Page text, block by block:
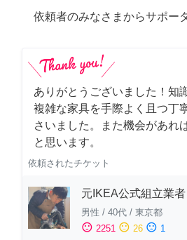
依頼者のみなさまからサポー
ありがとうございました！知
複雑な家具を手際よく且つ丁
さいました。また機会があれ
と思います。
依頼されたチケット
元IKEA公式組立業
男性 / 40代 / 東京都
sentiment_satisfied 2251 sentiment_neutral 26 sentiment_dissatisfied 1